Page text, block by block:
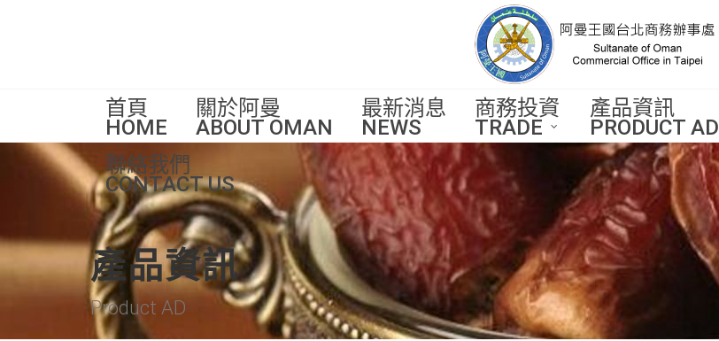
首頁
HOME
關於阿曼
ABOUT OMAN
最新消息
NEWS
商務投資
TRADE
產品資訊
PRODUCT AD
聯絡我們
CONTACT US
產品資訊
Product AD